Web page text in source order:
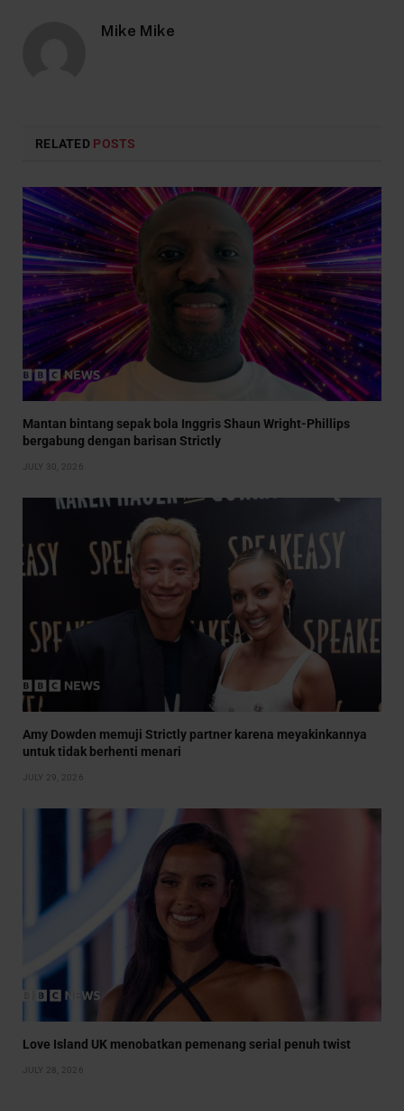
Mike Mike
RELATED POSTS
Mantan bintang sepak bola Inggris Shaun Wright-Phillips
bergabung dengan barisan Strictly
JULY 30, 2026
Amy Dowden memuji Strictly partner karena meyakinkannya
untuk tidak berhenti menari
JULY 29, 2026
Love Island UK menobatkan pemenang serial penuh twist
JULY 28, 2026